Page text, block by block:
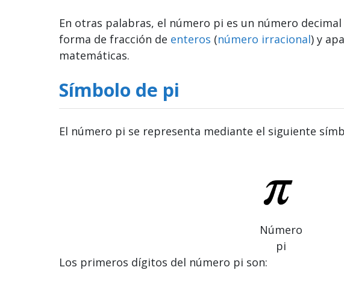
En otras palabras, el número pi es un número
forma de fracción de enteros (número irracional) y
matemáticas.
Símbolo de pi
El número pi se representa mediante el siguiente
Número
pi
Los primeros dígitos del número pi son: